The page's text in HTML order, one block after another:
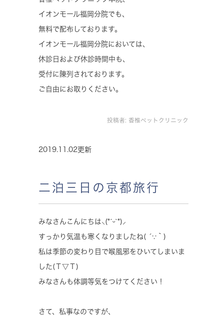
イオンモール福岡分院でも、
無料で配布しております。
イオンモール福岡分院においては、
休診日および休診時間中も、
受付に陳列されております。
ご自由にお取りください。
投稿者: 香椎ペットクリニック
2019.11.02更新
二泊三日の京都旅行
みなさんこんにちは‪⸜(*ˊᵕˋ*)⸝‬
すっかり気温も寒くなりましたね( ´∵｀)
私は季節の変わり目で喉風邪をひいてしまいま
した(Ｔ▽Ｔ)
みなさんも体調等気をつけてください！
さて、私事なのですが、